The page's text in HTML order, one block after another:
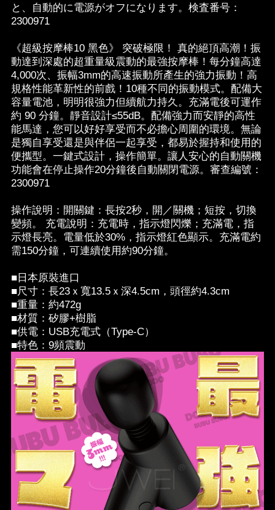
と、自動的に電源がオフになります。検査番号：
2300971
《超級按摩棒10 黑色》 突破極限！ 真的絕頂高潮！振
動達到深處的超重量級震動的最強按摩棒！每分鐘高達
4,000次、振幅3mm的高速振動所產生的強力振動！高
規格性能革新性的前戲！10種不同的振動模式。配備大
容量電池，明明很強力但續航力持久。充滿電後可運作
約 90 分鐘。靜音設計≤55dB。配備強力而安靜的高性
能馬達，您可以好好享受而不必擔心周圍的環境。無論
是獨自享受還是與伴侶一起享受，都易於握持和使用的
便攜型。一鍵式設計，操作簡單。讓人安心的自動關機
功能會在停止操作20分鐘後自動關閉電源。審查編號：
2300971
操作說明：開關鍵：長按2秒，開／關機；短按，切換
變頻。 充電說明：充電時，指示燈閃爍；充滿電，指
示燈長亮。電量低於30%，指示燈紅色顯示。充滿電約
需150分鐘，可連續使用約90分鐘。
■日本原裝進口
■尺寸：長23ｘ寬13.5ｘ深4.5cm，頭徑約4.3cm
■重量：約472g
■材質：矽膠+樹脂
■供電：USB充電式（Type-C）
■特色：9頻震動